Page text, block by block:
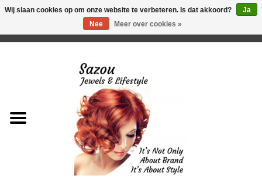
Just for Him
Wij slaan cookies op om onze website te verbeteren. Is dat akkoord?
Ja
Nee
Meer over cookies »